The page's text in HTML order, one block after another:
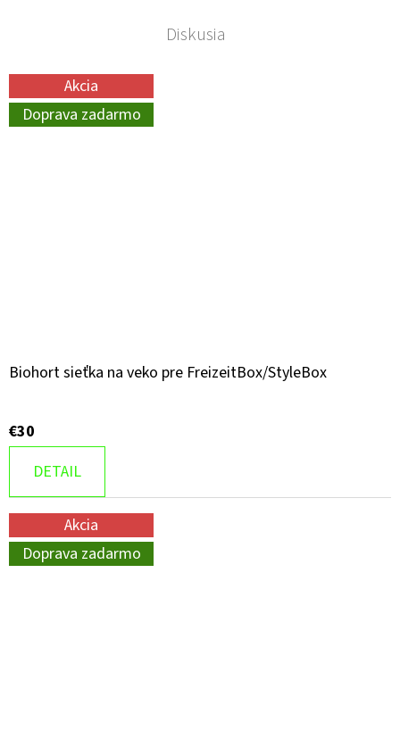
Diskusia
Akcia
Doprava zadarmo
Biohort sieťka na veko pre FreizeitBox/StyleBox
€30
DETAIL
Akcia
Doprava zadarmo